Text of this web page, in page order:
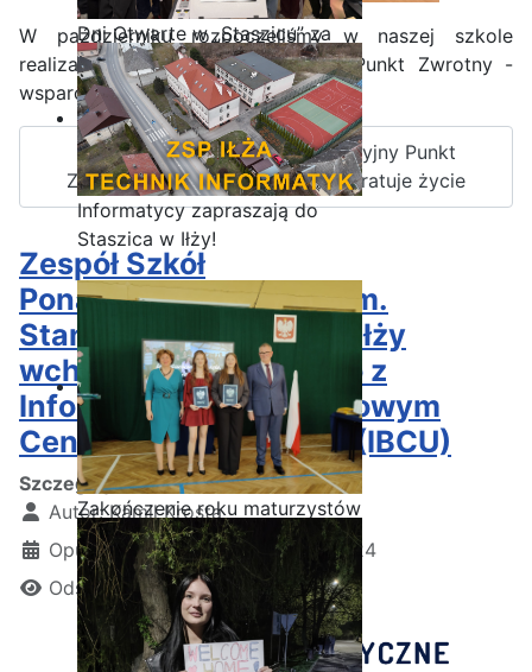
Dni Otwarte w „Staszicu” za
nami
Informatycy zapraszają do
Staszica w Iłży!
Zakończenie roku maturzystów
W październiku rozpoczęliśmy w naszej szkole
realizację projektu edukacyjnego Punkt Zwrotny -
wsparcie rówieśnicze ratuje życie.
Czytaj więcej: Projekt edukacyjny Punkt
Zwrotny - wsparcie rówieśnicze ratuje życie
Zespół Szkół
Ponadpodstawowych im.
Stanisława Staszica w Iłży
wchodzi w partnerstwo z
Informatycznym Branżowym
Centrum Umiejętności (IBCU)
Szczegóły
Autor:Kamil Krosta
Opublikowano: 29 październik 2024
Odsłon: 1261